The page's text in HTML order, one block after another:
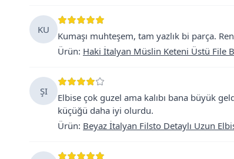
KU
Kumaşı muhteşem, tam yazlık bi parça.
Ürün: Haki İtalyan Müslin Keteni Üstü File
ŞI
Elbise çok guzel ama kalıbı bana büyük
küçüğü daha iyi olurdu.
Ürün: Beyaz İtalyan Filsto Detaylı Uzun